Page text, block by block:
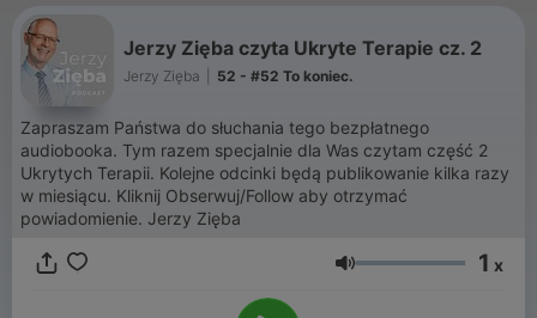
Jerzy Zięba czyta Ukryte Terapie cz. 2
Jerzy Zięba 52 - #52 To koniec.
Zapraszam Państwa do słuchania tego bezpłatnego
audiobooka. Tym razem specjalnie dla Was czytam część 2
Ukrytych Terapii. Kolejne odcinki będą publikowanie kilka razy
w miesiącu. Kliknij Obserwuj/Follow aby otrzymać
powiadomienie. Jerzy Zięba
Głośność 1 x